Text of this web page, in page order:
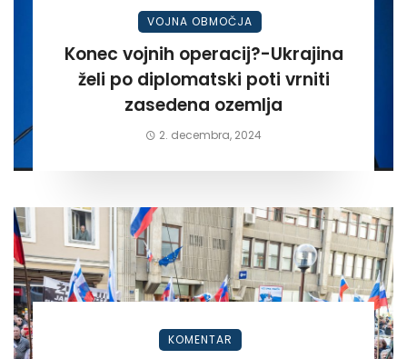
VOJNA OBMOČJA
Konec vojnih operacij?-Ukrajina
želi po diplomatski poti vrniti
zasedena ozemlja
2. decembra, 2024
KOMENTAR